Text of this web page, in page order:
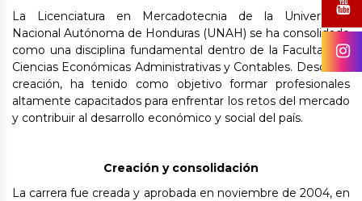
La Licenciatura en Mercadotecnia de la Universidad
Nacional Autónoma de Honduras (UNAH) se ha consolidado
como una disciplina fundamental dentro de la Facultad de
Ciencias Económicas Administrativas y Contables. Desde su
creación, ha tenido como objetivo formar profesionales
altamente capacitados para enfrentar los retos del mercado
y contribuir al desarrollo económico y social del país.
Creación y consolidación
La carrera fue creada y aprobada en noviembre de 2004, en